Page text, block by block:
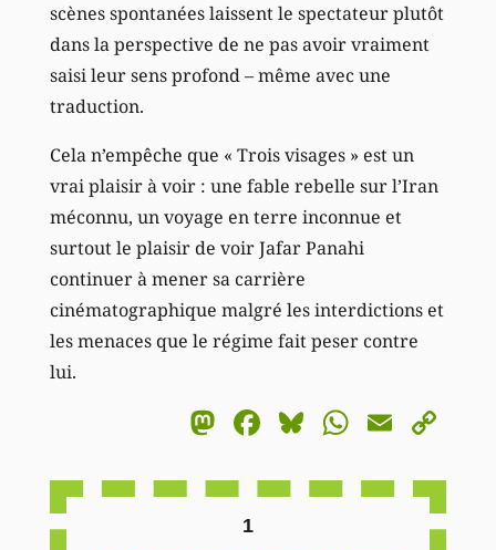
scènes spontanées laissent le spectateur plutôt
dans la perspective de ne pas avoir vraiment
saisi leur sens profond – même avec une
traduction.
Cela n’empêche que « Trois visages » est un
vrai plaisir à voir : une fable rebelle sur l’Iran
méconnu, un voyage en terre inconnue et
surtout le plaisir de voir Jafar Panahi
continuer à mener sa carrière
cinématographique malgré les interdictions et
les menaces que le régime fait peser contre
lui.
Mastodon
Facebook
BlueskyEmail
1